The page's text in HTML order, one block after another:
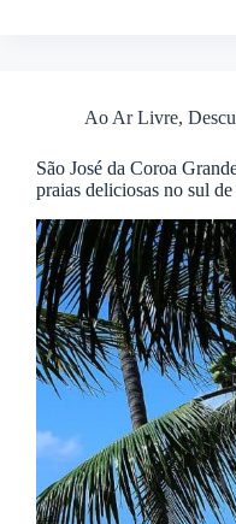
Ao Ar Livre,
São José da Coroa
praias deliciosas no sul